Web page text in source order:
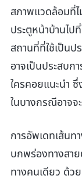
สภาพแวดล้อมที่ไ
ประตูหน้าบ้านไป
สถานที่ที่ใช้เป็นป
อาจเป็นประสบก
ใครคอยแนะนำ
ในบางกรณีอาจจ
การอัพเดทเส้นท
บกพร่องทางสา
ทางคนเดียว ด้ว